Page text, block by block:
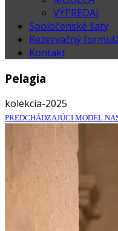
VÝPREDAJ
Spoločenské šaty
Rezervačný
Kontakt
Pelagia
kolekcia-2025
PREDCHÁDZAJÚCI MODEL